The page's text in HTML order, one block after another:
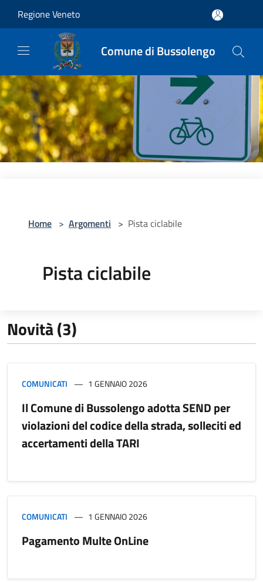
Regione Veneto
Comune di Bussolengo
Home > Argomenti > Pista ciclabile
Pista ciclabile
Novità (3)
COMUNICATI 1 GENNAIO 2026
Il Comune di Bussolengo adotta SEND per
violazioni del codice della strada, solleciti ed
accertamenti della TARI
COMUNICATI 1 GENNAIO 2026
Pagamento Multe OnLine